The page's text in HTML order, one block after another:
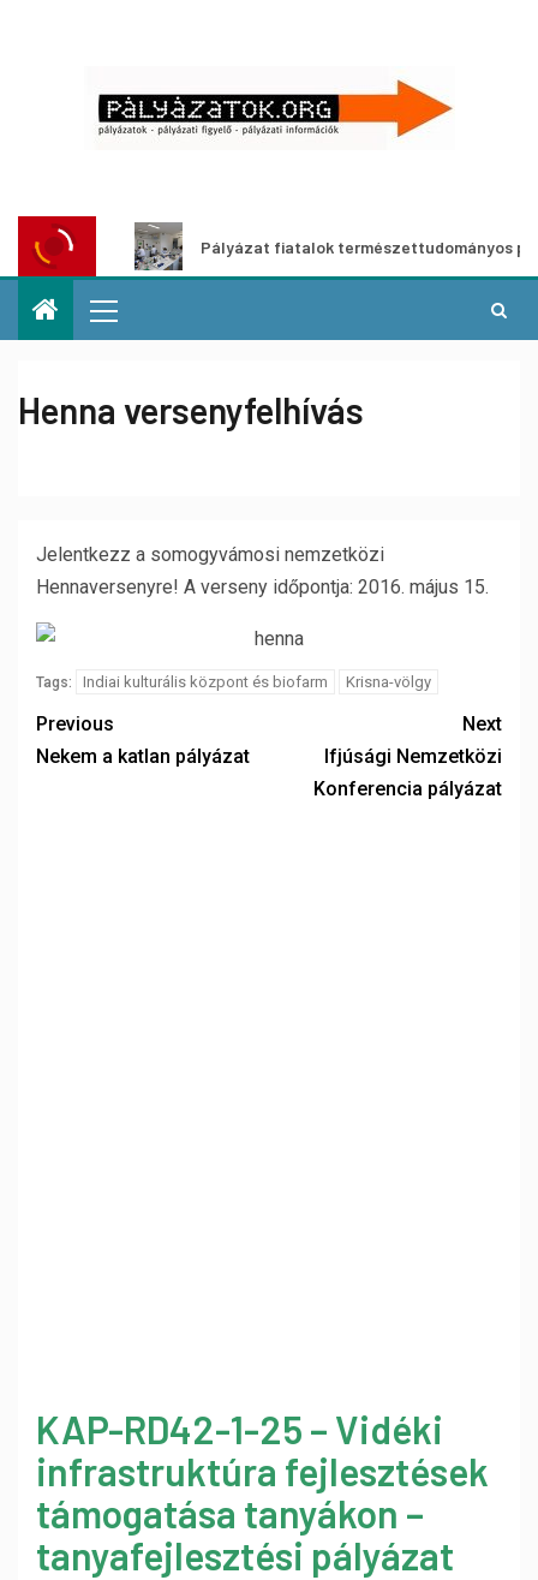
Pályázat fiatalok természettudományos pályára
Henna versenyfelhívás
Jelentkezz a somogyvámosi nemzetközi
Hennaversenyre! A verseny időpontja: 2016. május 15.
Tags: Indiai kulturális központ és biofarm Krisna-völgy
Previous
Nekem a katlan pályázat
Next
Ifjúsági Nemzetközi
Konferencia pályázat
KAP-RD42-1-25 – Vidéki
infrastruktúra fejlesztések
támogatása tanyákon –
tanyafejlesztési pályázat